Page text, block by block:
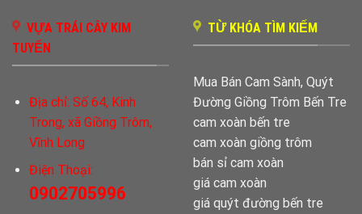
VỰA TRÁI CÂY KIM
TUYẾN
Địa chỉ: Số 64, Kinh
Trong, xã Giồng Trôm,
Vĩnh Long
Điện Thoại:
0902705996
TỪ KHÓA TÌM KIẾM
Mua Bán Cam Sành, Quýt
Đường Giồng Trôm Bến Tre
cam xoàn bến tre
cam xoàn giồng trôm
bán sỉ cam xoàn
giá cam xoàn
giá quýt đường bến tre